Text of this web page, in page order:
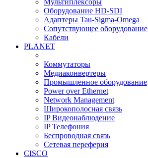
Мультиплексоры
Оборудование HD-SDI
Адаптеры Tau-Sigma-Omega
Сопутствующее оборудование
Кабели
PLANET
Коммутаторы
Медиаконвертеры
Промышленное оборудование
Power over Ethernet
Network Management
Широкополосная связь
IP Видеонаблюдение
IP Телефония
Беспроводная связь
Сетевая переферия
CISCO